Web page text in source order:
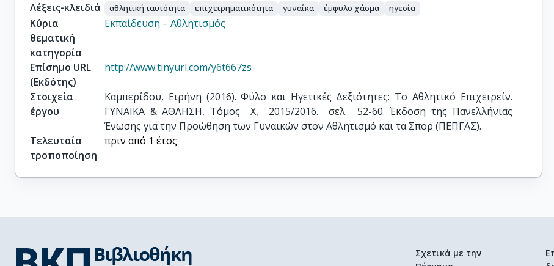
Λέξεις-κλειδιά
αθλητική ταυτότητα επιχειρηματικότητα γυναίκα έμφυλο χάσμα ηγεσία
Κύρια
θεματική
κατηγορία
Εκπαίδευση – Αθλητισμός
Επίσημο URL
(Εκδότης)
http://www.tinyurl.com/y6t667zs
Στοιχεία
έργου
Καμπερίδου, Ειρήνη (2016). Φύλο και Ηγετικές Δεξιότητες: Το Αθλητικό Επιχειρείν.
ΓΥΝΑΙΚΑ & ΑΘΛΗΣΗ, Τόμος  Χ,  2015/2016.  σελ.  52-60. Έκδοση της Πανελλήνιας
Ένωσης για την Προώθηση των Γυναικών στον Αθλητισμό και τα Σπορ (ΠΕΠΓΑΣ).
Τελευταία
τροποποίηση
πριν από 1 έτος
Σχετικά με την